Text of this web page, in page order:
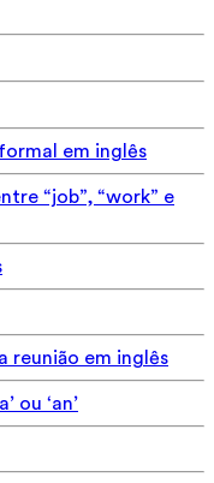
em inglês
“job”, “work” e
reunião em inglês
ou ‘an’